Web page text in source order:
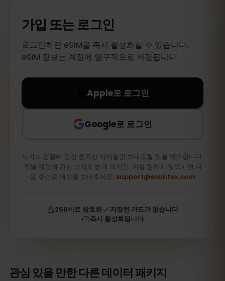
가입 또는 로그인
로그인하면 eSIM을 즉시 활성화할 수 있습니다.
eSIM 정보는 계정에 영구적으로 저장됩니다.
Apple로 로그인
Google로 로그인
서비스 품질에 관한 중요한 이메일만 보내드릴 것을 약속합니다.
특별 제안에 관한 소식도 받게 되지만, 이를 원하지 않으시면 다
음 주소로 메모를 보내주세요: support@esimfox.com
256비트 암호화
저장된 카드가 없습니다
즉시 활성화됩니다
관심 있을 만한 다른 데이터 패키지